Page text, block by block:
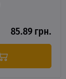
85.89 грн.